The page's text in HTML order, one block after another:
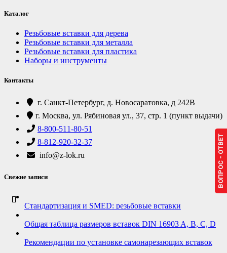
Каталог
Резьбовые вставки для дерева
Резьбовые вставки для металла
Резьбовые вставки для пластика
Наборы и инструменты
Контакты
г. Санкт-Петербург, д. Новосаратовка, д 242В
г. Москва, ул. Рябиновая ул., 37, стр. 1 (пункт выдачи)
8-800-511-80-51
8-812-920-32-37
info@z-lok.ru
Свежие записи
Стандартизация и SMED: резьбовые вставки
Общая таблица размеров вставок DIN 16903 A, B, C, D
Рекомендации по установке самонарезающих вставок
ВОПРОС - ОТВЕТ